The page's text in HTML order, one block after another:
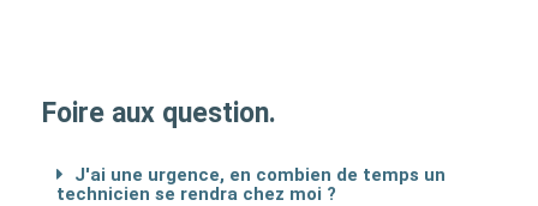
Foire aux question.
J'ai une urgence, en combien de temps un
technicien se rendra chez moi ?